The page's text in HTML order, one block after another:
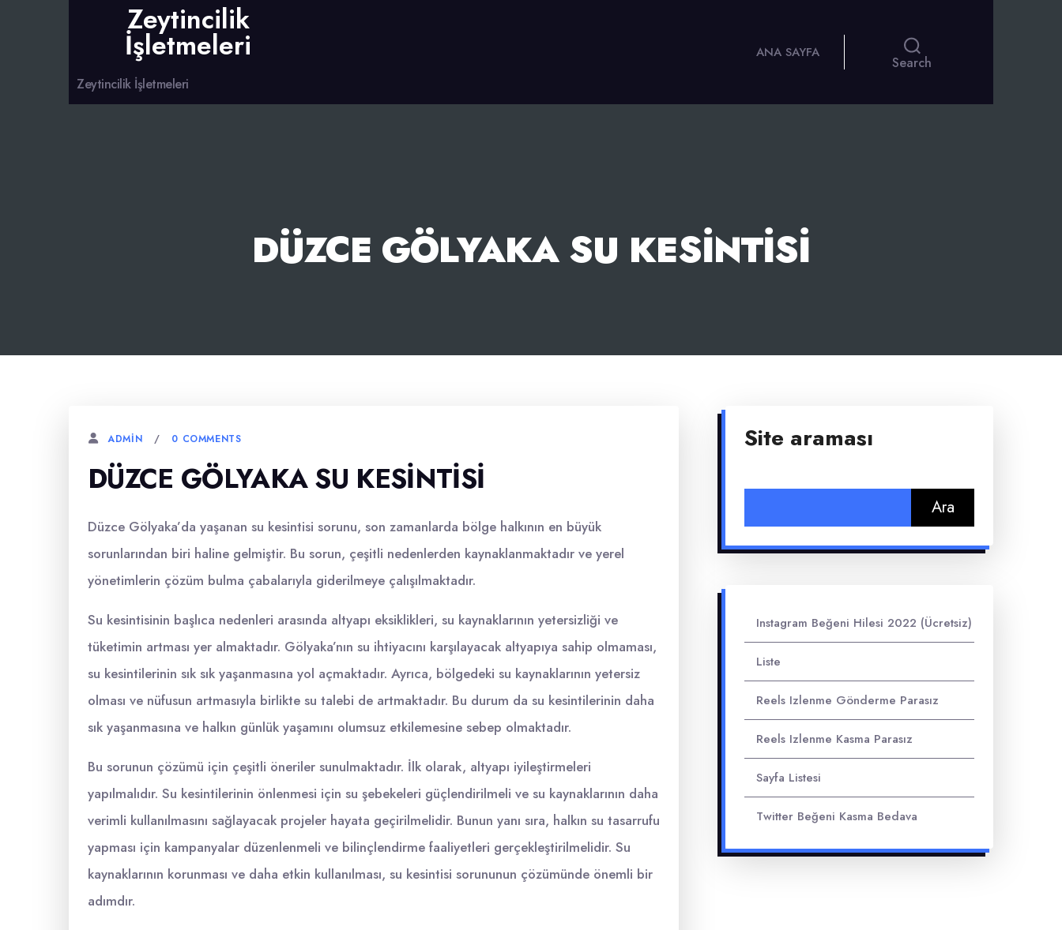
Zeytincilik
İşletmeleri
Zeytincilik İşletmeleri
ANA SAYFA
Search
DÜZCE GÖLYAKA SU KESINTISI
ADMIN 0 COMMENTS
DÜZCE GÖLYAKA SU KESINTISI
Düzce Gölyaka’da yaşanan su kesintisi sorunu, son zamanlarda bölge halkının en büyük
sorunlarından biri haline gelmiştir. Bu sorun, çeşitli nedenlerden kaynaklanmaktadır ve yerel
yönetimlerin çözüm bulma çabalarıyla giderilmeye çalışılmaktadır.
Su kesintisinin başlıca nedenleri arasında altyapı eksiklikleri, su kaynaklarının yetersizliği ve
tüketimin artması yer almaktadır. Gölyaka’nın su ihtiyacını karşılayacak altyapıya sahip olmaması,
su kesintilerinin sık sık yaşanmasına yol açmaktadır. Ayrıca, bölgedeki su kaynaklarının yetersiz
olması ve nüfusun artmasıyla birlikte su talebi de artmaktadır. Bu durum da su kesintilerinin daha
sık yaşanmasına ve halkın günlük yaşamını olumsuz etkilemesine sebep olmaktadır.
Bu sorunun çözümü için çeşitli öneriler sunulmaktadır. İlk olarak, altyapı iyileştirmeleri
yapılmalıdır. Su kesintilerinin önlenmesi için su şebekeleri güçlendirilmeli ve su kaynaklarının daha
verimli kullanılmasını sağlayacak projeler hayata geçirilmelidir. Bunun yanı sıra, halkın su tasarrufu
yapması için kampanyalar düzenlenmeli ve bilinçlendirme faaliyetleri gerçekleştirilmelidir. Su
kaynaklarının korunması ve daha etkin kullanılması, su kesintisi sorununun çözümünde önemli bir
adımdır.
Site araması
Instagram Beğeni Hilesi 2022 (Ücretsiz)
Liste
Reels Izlenme Gönderme Parasız
Reels Izlenme Kasma Parasız
Sayfa Listesi
Twitter Beğeni Kasma Bedava